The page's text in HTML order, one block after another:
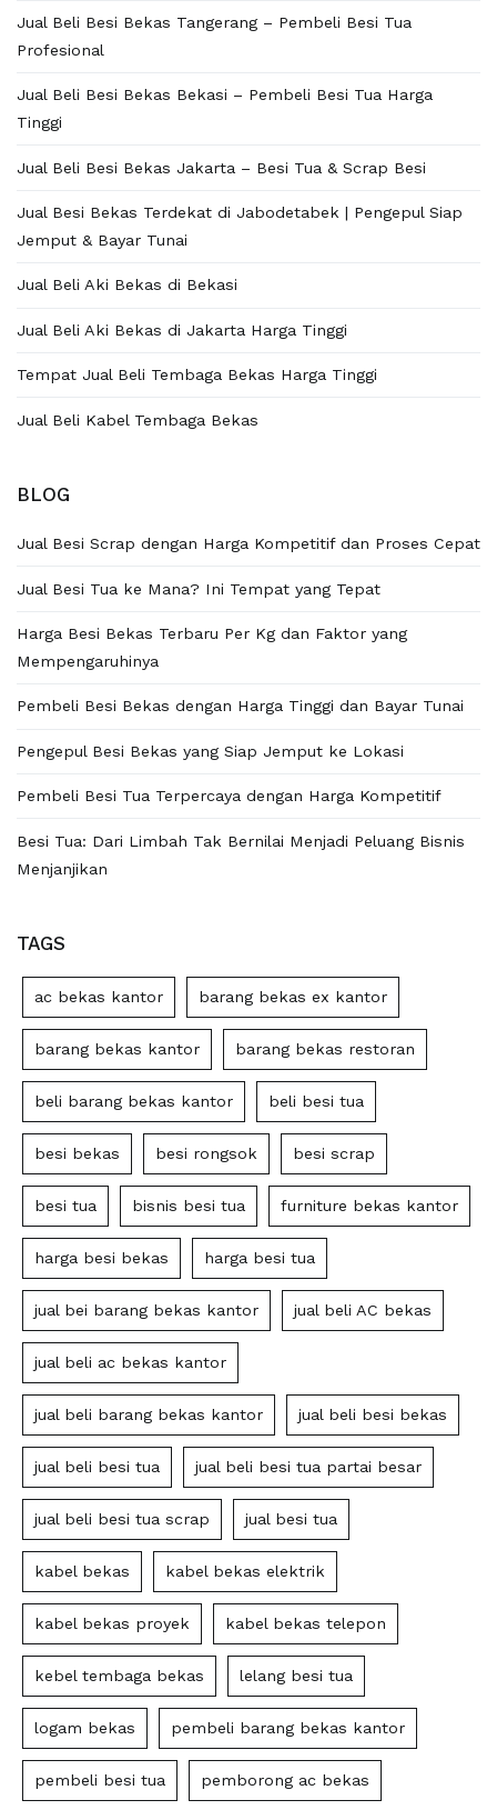
Jual Beli Besi Bekas Tangerang – Pembeli Besi Tua
Profesional
Jual Beli Besi Bekas Bekasi – Pembeli Besi Tua Harga
Tinggi
Jual Beli Besi Bekas Jakarta – Besi Tua & Scrap Besi
Jual Besi Bekas Terdekat di Jabodetabek | Pengepul Siap
Jemput & Bayar Tunai
Jual Beli Aki Bekas di Bekasi
Jual Beli Aki Bekas di Jakarta Harga Tinggi
Tempat Jual Beli Tembaga Bekas Harga Tinggi
Jual Beli Kabel Tembaga Bekas
BLOG
Jual Besi Scrap dengan Harga Kompetitif dan Proses Cepat
Jual Besi Tua ke Mana? Ini Tempat yang Tepat
Harga Besi Bekas Terbaru Per Kg dan Faktor yang
Mempengaruhinya
Pembeli Besi Bekas dengan Harga Tinggi dan Bayar Tunai
Pengepul Besi Bekas yang Siap Jemput ke Lokasi
Pembeli Besi Tua Terpercaya dengan Harga Kompetitif
Besi Tua: Dari Limbah Tak Bernilai Menjadi Peluang Bisnis
Menjanjikan
TAGS
ac bekas kantor barang bekas ex kantor
barang bekas kantor barang bekas restoran
beli barang bekas kantor beli besi tua
besi bekas besi rongsok besi scrap
besi tua bisnis besi tua furniture bekas kantor
harga besi bekas harga besi tua
jual bei barang bekas kantor jual beli AC bekas
jual beli ac bekas kantor
jual beli barang bekas kantor jual beli besi bekas
jual beli besi tua jual beli besi tua partai besar
jual beli besi tua scrap jual besi tua
kabel bekas kabel bekas elektrik
kabel bekas proyek kabel bekas telepon
kebel tembaga bekas lelang besi tua
logam bekas pembeli barang bekas kantor
pembeli besi tua pemborong ac bekas